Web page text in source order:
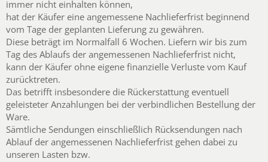
immer nicht einhalten können,
hat der Käufer eine angemessene Nachlieferfrist beginnend
vom Tage der geplanten Lieferung zu gewähren.
Diese beträgt im Normalfall 6 Wochen. Liefern wir bis zum
Tag des Ablaufs der angemessenen Nachlieferfrist nicht,
kann der Käufer ohne eigene finanzielle Verluste vom Kauf
zurücktreten.
Das betrifft insbesondere die Rückerstattung eventuell
geleisteter Anzahlungen bei der verbindlichen Bestellung der
Ware.
Sämtliche Sendungen einschließlich Rücksendungen nach
Ablauf der angemessenen Nachlieferfrist gehen dabei zu
unseren Lasten bzw.